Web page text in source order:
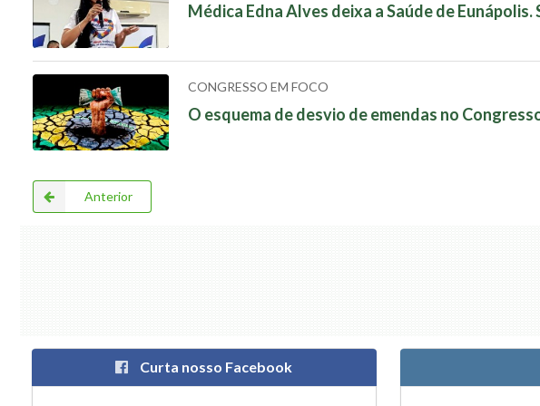
Médica Edna Alves deixa a Saúde de Eunápolis.
CONGRESSO EM FOCO
O esquema de desvio de emendas no
Anterior
Curta nosso Facebook